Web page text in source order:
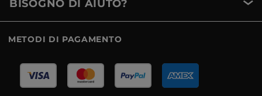
BISOGNO DI AIUTO?
METODI DI PAGAMENTO